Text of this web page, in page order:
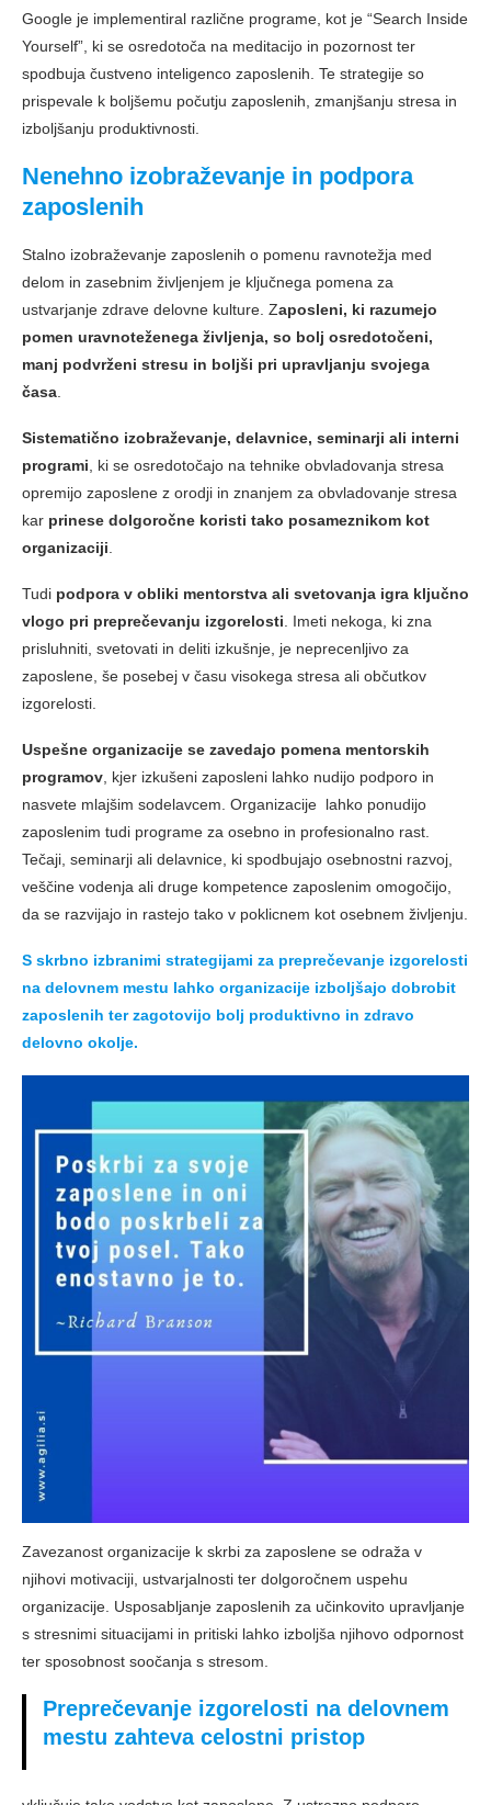
Google je implementiral različne programe, kot je “Search Inside
Yourself”, ki se osredotoča na meditacijo in pozornost ter
spodbuja čustveno inteligenco zaposlenih. Te strategije so
prispevale k boljšemu počutju zaposlenih, zmanjšanju stresa in
izboljšanju produktivnosti.
Nenehno izobraževanje in podpora
zaposlenih
Stalno izobraževanje zaposlenih o pomenu ravnotežja med
delom in zasebnim življenjem je ključnega pomena za
ustvarjanje zdrave delovne kulture. Zaposleni, ki razumejo
pomen uravnoteženega življenja, so bolj osredotočeni,
manj podvrženi stresu in boljši pri upravljanju svojega
časa
Sistematično izobraževanje, delavnice, seminarji ali interni
programi , ki se osredotočajo na tehnike obvladovanja stresa
opremijo zaposlene z orodji in znanjem za obvladovanje stresa
kar prinese dolgoročne koristi tako posameznikom kot
organizaciji
Tudi podpora v obliki mentorstva ali svetovanja igra ključno
vlogo pri preprečevanju izgorelosti . Imeti nekoga, ki zna
prisluhniti, svetovati in deliti izkušnje, je neprecenljivo za
zaposlene, še posebej v času visokega stresa ali občutkov
izgorelosti.
Uspešne organizacije se zavedajo pomena mentorskih
programov , kjer izkušeni zaposleni lahko nudijo podporo in
nasvete mlajšim sodelavcem. Organizacije lahko ponudijo
zaposlenim tudi programe za osebno in profesionalno rast.
Tečaji, seminarji ali delavnice, ki spodbujajo osebnostni razvoj,
veščine vodenja ali druge kompetence zaposlenim omogočijo,
da se razvijajo in rastejo tako v poklicnem kot osebnem življenju.
S skrbno izbranimi strategijami za preprečevanje izgorelosti
na delovnem mestu lahko organizacije izboljšajo dobrobit
zaposlenih ter zagotovijo bolj produktivno in zdravo
delovno okolje.
Zavezanost organizacije k skrbi za zaposlene se odraža v
njihovi motivaciji, ustvarjalnosti ter dolgoročnem uspehu
organizacije. Usposabljanje zaposlenih za učinkovito upravljanje
s stresnimi situacijami in pritiski lahko izboljša njihovo odpornost
ter sposobnost soočanja s stresom.
Preprečevanje izgorelosti na delovnem
mestu zahteva celostni pristop